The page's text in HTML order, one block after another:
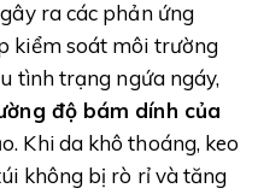
ra các phản ứng
kiểm soát môi trường
tình trạng ngứa ngáy,
độ bám dính của
Khi da khô thoáng, keo
không bị rò rỉ và tăng